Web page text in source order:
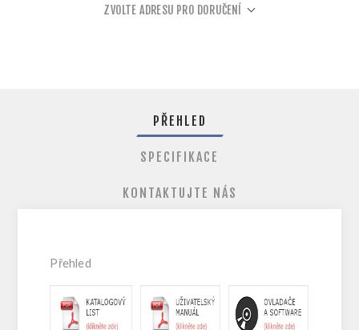
ZVOLTE ADRESU PRO DORUČENÍ
PŘEHLED
SPECIFIKACE
KONTAKTUJTE NÁS
Přehled